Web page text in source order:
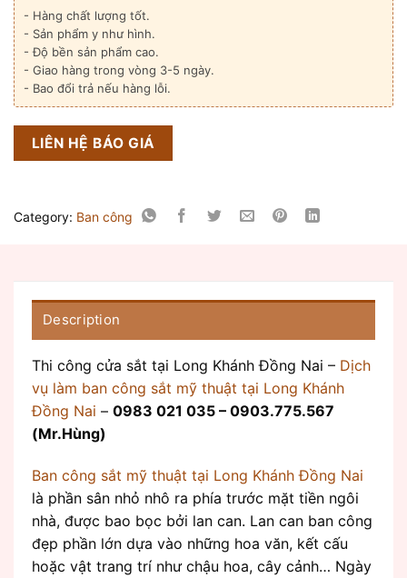
- Hàng chất lượng tốt.
- Sản phẩm y như hình.
- Độ bền sản phẩm cao.
- Giao hàng trong vòng 3-5 ngày.
- Bao đổi trả nếu hàng lỗi.
LIÊN HỆ BÁO GIÁ
Category: Ban công
Description
Thi công cửa sắt tại Long Khánh Đồng Nai – Dịch
vụ làm ban công sắt mỹ thuật tại Long Khánh
Đồng Nai – 0983 021 035 – 0903.775.567
(Mr.Hùng)
Ban công sắt mỹ thuật tại Long Khánh Đồng Nai
là phần sân nhỏ nhô ra phía trước mặt tiền ngôi
nhà, được bao bọc bởi lan can. Lan can ban công
đẹp phần lớn dựa vào những hoa văn, kết cấu
hoặc vật trang trí như chậu hoa, cây cảnh… Ngày